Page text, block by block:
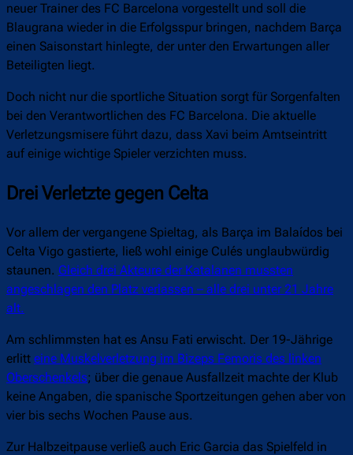
neuer Trainer des FC Barcelona vorgestellt und soll die
Blaugrana wieder in die Erfolgsspur bringen, nachdem Barça
einen Saisonstart hinlegte, der unter den Erwartungen aller
Beteiligten liegt.
Doch nicht nur die sportliche Situation sorgt für Sorgenfalten
bei den Verantwortlichen des FC Barcelona. Die aktuelle
Verletzungsmisere führt dazu, dass Xavi beim Amtseintritt
auf einige wichtige Spieler verzichten muss.
Drei Verletzte gegen Celta
Vor allem der vergangene Spieltag, als Barça im Balaídos bei
Celta Vigo gastierte, ließ wohl einige Culés unglaubwürdig
staunen. Gleich drei Akteure der Katalanen mussten
angeschlagen den Platz verlassen – alle drei unter 21 Jahre
alt.
Am schlimmsten hat es Ansu Fati erwischt. Der 19-Jährige
erlitt eine Muskelverletzung im Bizeps Femoris des linken
Oberschenkels; über die genaue Ausfallzeit machte der Klub
keine Angaben, die spanische Sportzeitungen gehen aber von
vier bis sechs Wochen Pause aus.
Zur Halbzeitpause verließ auch Eric Garcia das Spielfeld in